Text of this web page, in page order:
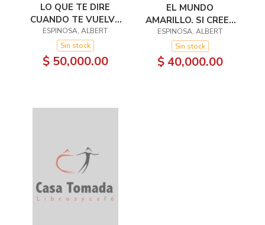
LO QUE TE DIRE
CUANDO TE VUELVA
A VER
ESPINOSA, ALBERT
Sin stock
$ 50,000.00
EL MUNDO
AMARILLO. SI CREES
EN LOS SUEÑOS,
ELLOS SE CREARÁN
ESPINOSA, ALBERT
Sin stock
$ 40,000.00